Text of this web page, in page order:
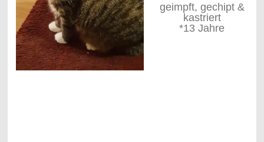
geimpft, gechipt &
kastriert
*13 Jahre